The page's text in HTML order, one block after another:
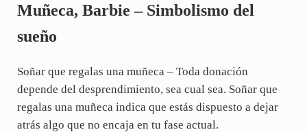
Muñeca, Barbie – Simbolismo del
sueño
Soñar que regalas una muñeca – Toda donación
depende del desprendimiento, sea cual sea. Soñar que
regalas una muñeca indica que estás dispuesto a dejar
atrás algo que no encaja en tu fase actual.